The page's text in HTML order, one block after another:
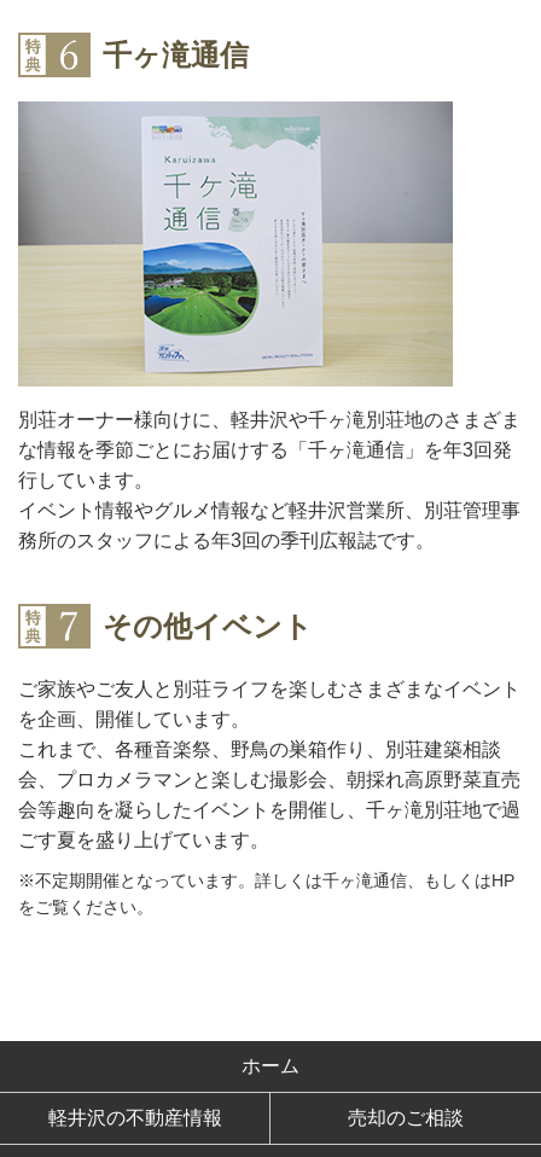
千ヶ滝通信
別荘オーナー様向けに、軽井沢や千ヶ滝別荘地のさまざま
な情報を季節ごとにお届けする「千ヶ滝通信」を年3回発
行しています。
イベント情報やグルメ情報など軽井沢営業所、別荘管理事
務所のスタッフによる年3回の季刊広報誌です。
その他イベント
ご家族やご友人と別荘ライフを楽しむさまざまなイベント
を企画、開催しています。
これまで、各種音楽祭、野鳥の巣箱作り、別荘建築相談
会、プロカメラマンと楽しむ撮影会、朝採れ高原野菜直売
会等趣向を凝らしたイベントを開催し、千ヶ滝別荘地で過
ごす夏を盛り上げています。
※不定期開催となっています。詳しくは千ヶ滝通信、もしくはHP
をご覧ください。
ホーム
軽井沢の不動産情報 売却のご相談